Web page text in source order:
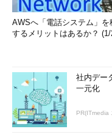
AWSへ「電話システム」を
するメリットはあるか？ (1/
社内デー
一元化
PR(ITmedia